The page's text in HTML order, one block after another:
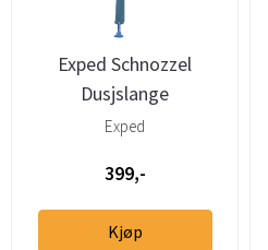
Exped Schnozzel
Dusjslange
Exped
399,-
Kjøp